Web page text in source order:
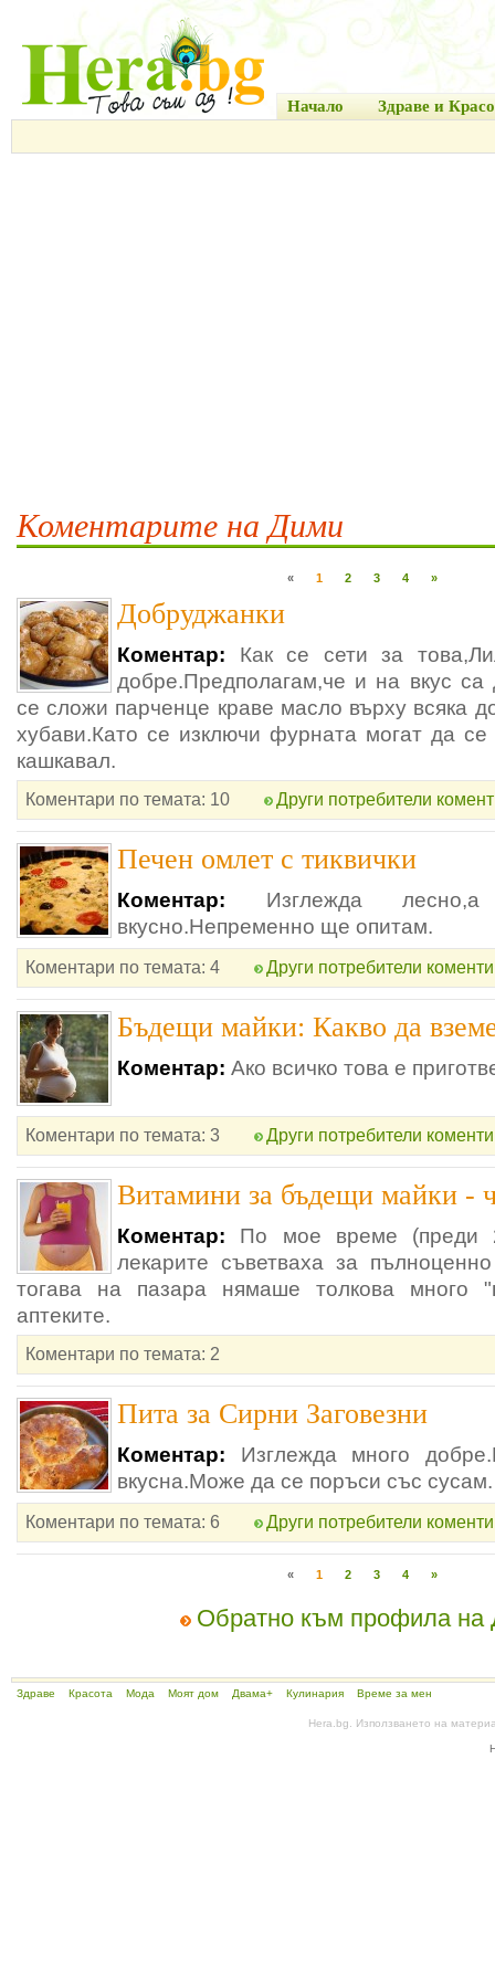
Начало Здраве и
Коментарите на Дими
« 1 2 3 4 »
Добруджанки
Коментар: Как се сети за
добре.Предполагам,че и на вкус са
се сложи парченце краве масло върху всяка
хубави.Като се изключи фурната могат да се
кашкавал.
Коментари по темата: 10 Други потребители
Печен омлет с тиквички
Коментар: Изглежда
вкусно.Непременно ще опитам.
Коментари по темата: 4 Други потребители
Бъдещи майки: Какво да
Коментар: Ако всичко това е
Коментари по темата: 3 Други потребители
Витамини за бъдещи майки -
Коментар: По мое време (преди
лекарите съветваха за
тогава на пазара нямаше толкова много
аптеките.
Коментари по темата: 2
Пита за Сирни Заговезни
Коментар: Изглежда много
вкусна.Може да се поръси със сусам.
Коментари по темата: 6 Други потребители
« 1 2 3 4 »
Обратно към профила на
Здраве Красота Мода Моят дом Двама+ Кулинария Време за мен
Hera.bg. Използването на